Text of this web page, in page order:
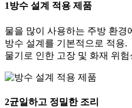
1방수 설계 적용 제품
물을 많이 사용하는 주방 환경
방수 설계를 기본적으로 적용.
물기로 인한 고장 및 화재 위
2균일하고 정밀한 조리